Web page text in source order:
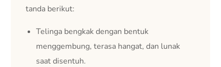
tanda berikut:
Telinga bengkak dengan bentuk
menggembung, terasa hangat, dan lunak
saat disentuh.